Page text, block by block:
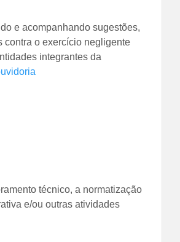
e acompanhando sugestões,
contra o exercício negligente
integrantes da
técnico, a normatização
e/ou outras atividades